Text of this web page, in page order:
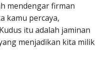
mendengar firman
kamu percaya,
itu adalah jaminan
menjadikan kita milik